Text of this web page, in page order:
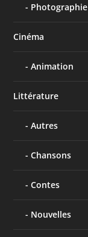
Photographie
Cinéma
Animation
Littérature
Autres
Chansons
Contes
Nouvelles